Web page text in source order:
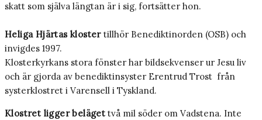
skatt som själva längtan är i sig, fortsätter hon.
Heliga Hjärtas klostertillhör Benediktinorden (OSB) och
invigdes 1997.
Klosterkyrkans stora fönster har bildsekvenser ur Jesu liv
och är gjorda av benediktinsyster Erentrud Trost från
systerklostret i Varensell i Tyskland.
Klostret ligger beläget två mil söder om Vadstena. Inte